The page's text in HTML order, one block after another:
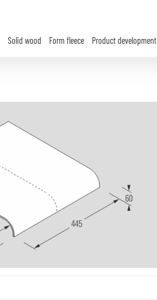
Solid wood Form fleece Product development